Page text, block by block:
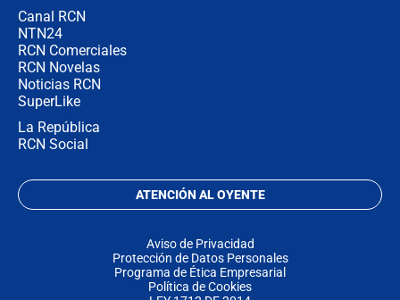
Canal RCN
NTN24
RCN Comerciales
RCN Novelas
Noticias RCN
SuperLike
La República
RCN Social
ATENCIÓN AL OYENTE
Aviso de Privacidad
Protección de Datos Personales
Programa de Ética Empresarial
Política de Cookies